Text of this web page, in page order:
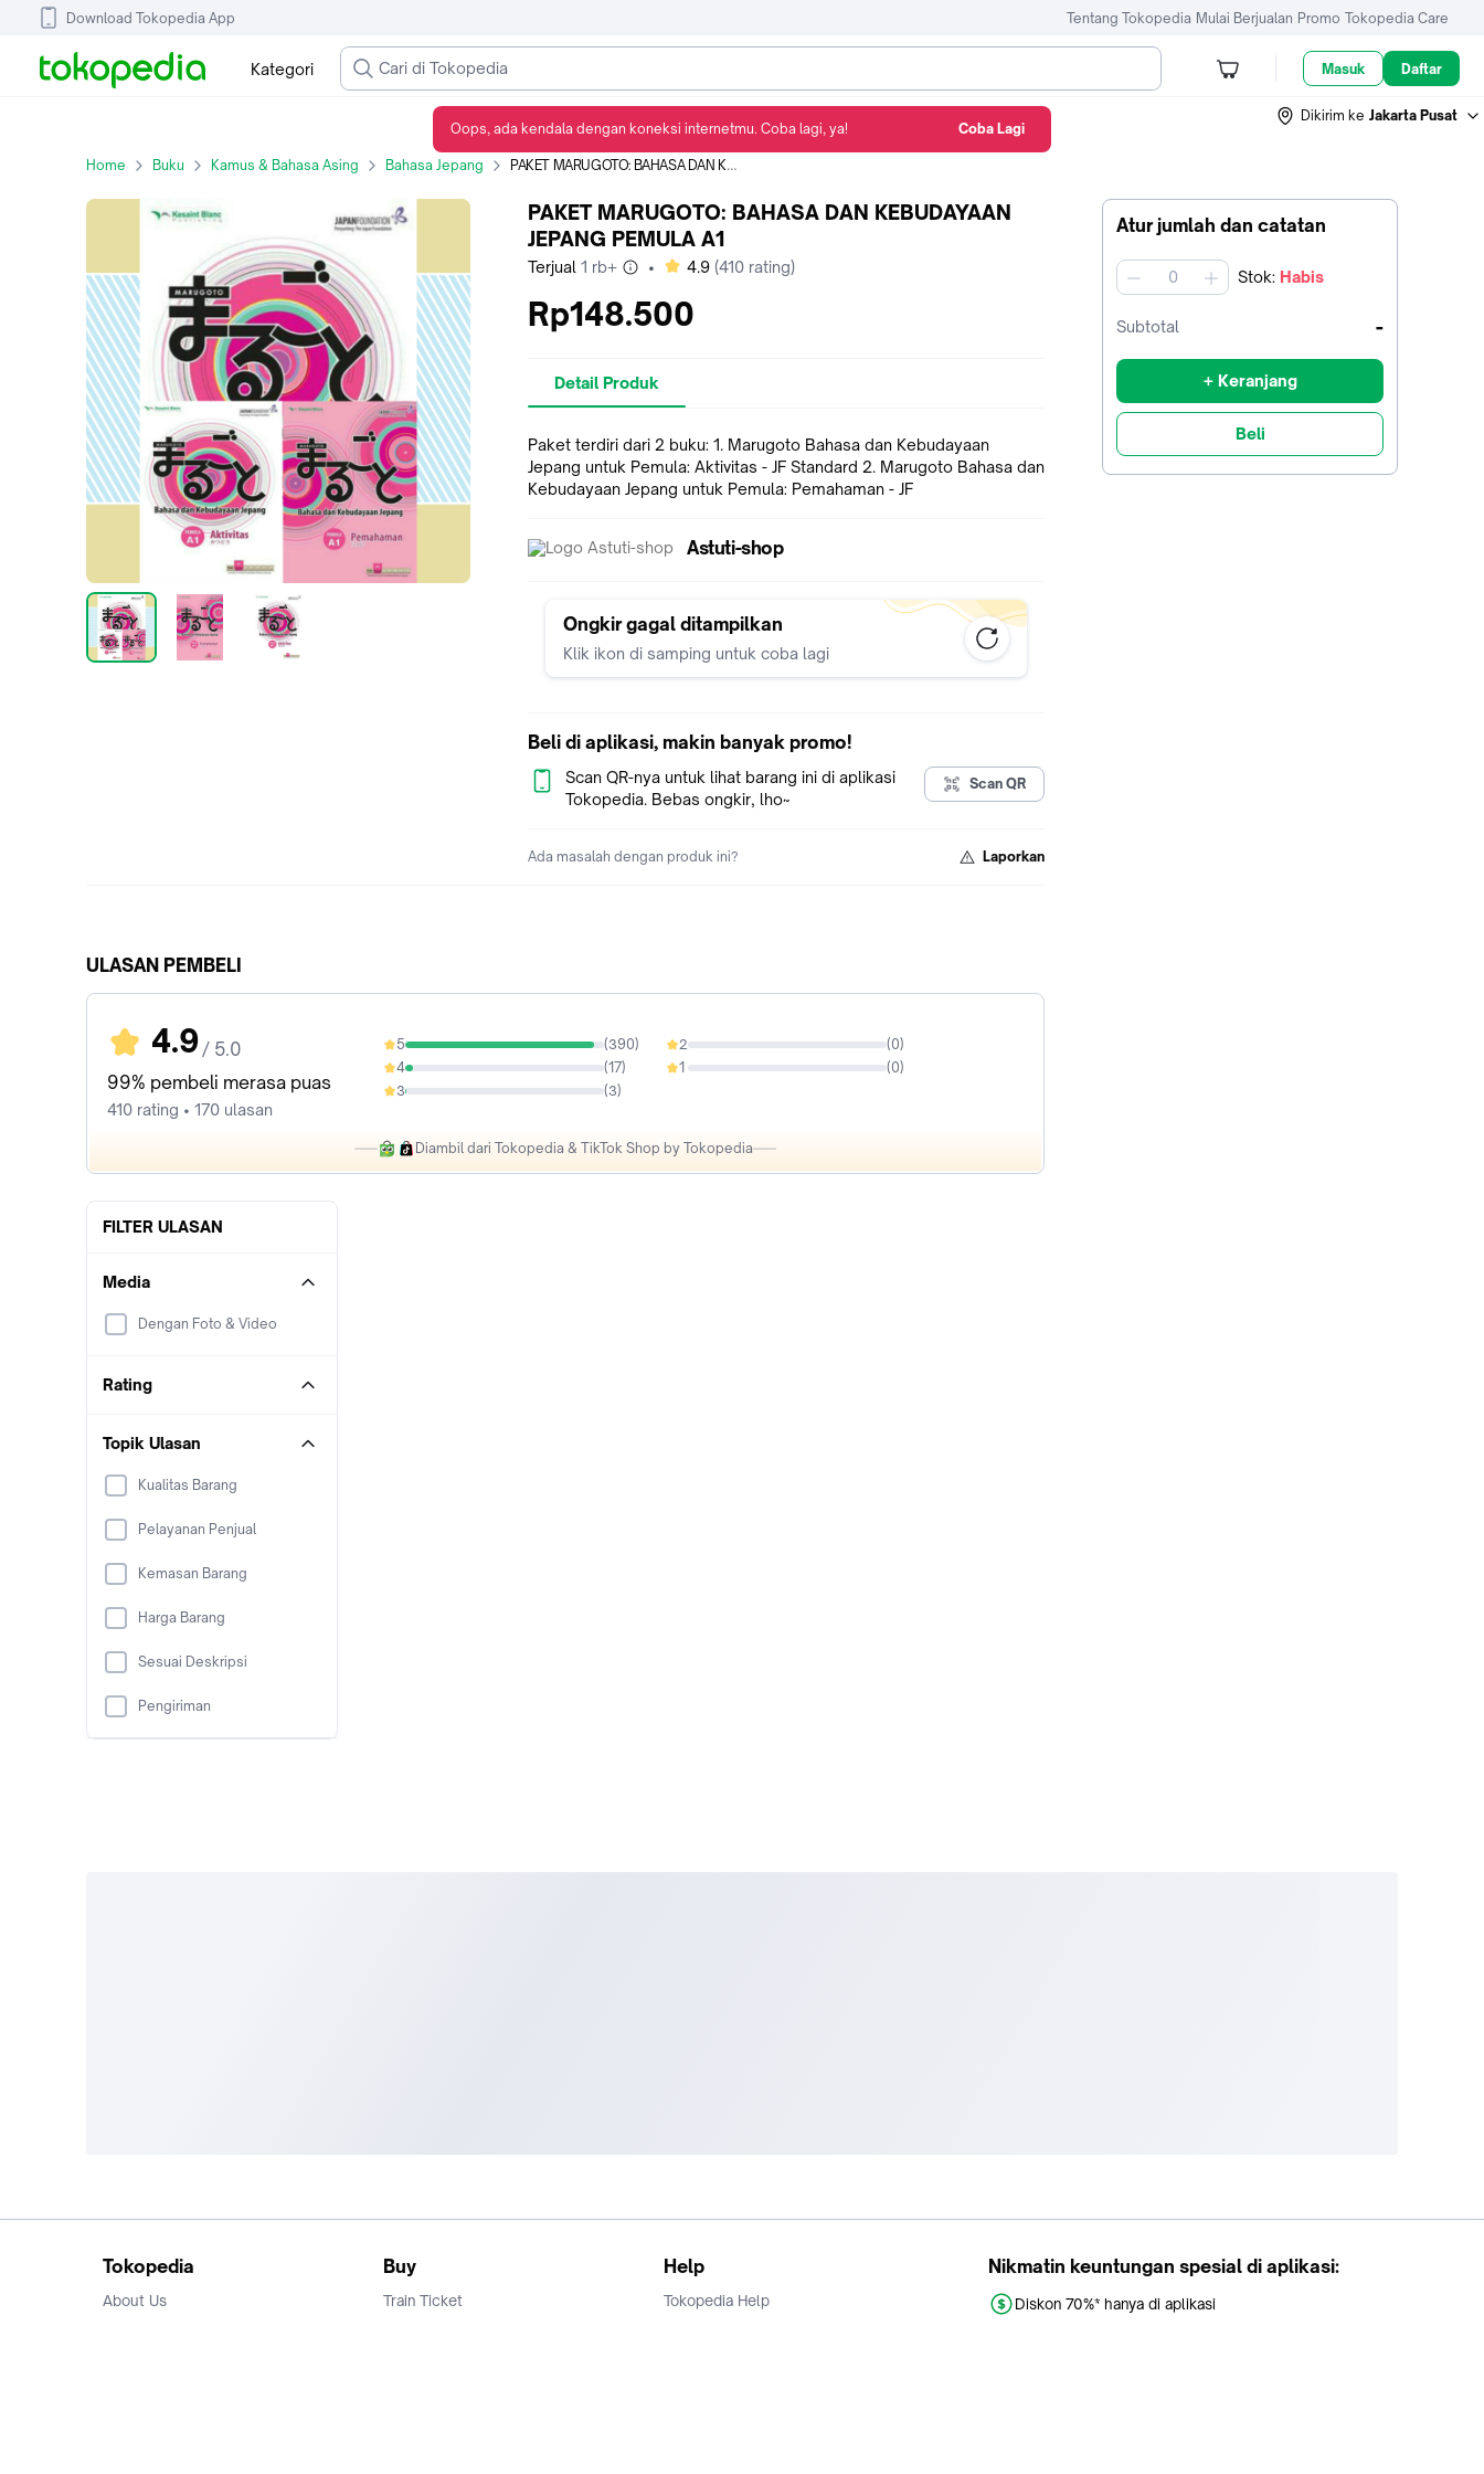
Download Tokopedia App Tentang Tokopedia Mulai Berjualan Promo Tokopedia Care
Kategori Masuk Daftar
Dikirim ke Jakarta Pusat
Home Buku Kamus & Bahasa Asing Bahasa Jepang PAKET MARUGOTO: BAHASA DAN KEBUDAYAAN JEPANG PEMULA A1
Atur jumlah dan catatan
jumlah Stok: Habis
Subtotal -
+ Keranjang
Beli
PAKET MARUGOTO: BAHASA DAN KEBUDAYAAN
JEPANG PEMULA A1
Terjual 1 rb+ • bintang
4.9 (410 rating)
Rp148.500
Detail Produk
Paket terdiri dari 2 buku: 1. Marugoto Bahasa dan Kebudayaan
Jepang untuk Pemula: Aktivitas - JF Standard 2. Marugoto Bahasa dan
Kebudayaan Jepang untuk Pemula: Pemahaman - JF
Astuti-shop
Ongkir gagal ditampilkan
Klik ikon di samping untuk coba lagi
Beli di aplikasi, makin banyak promo!
Scan QR-nya untuk lihat barang ini di aplikasi
Tokopedia. Bebas ongkir, lho~
Scan QR
Ada masalah dengan produk ini? Laporkan
ULASAN PEMBELI
4.9 / 5.0
99% pembeli merasa puas
410 rating • 170 ulasan
5 (390)
95.12%
4 (17)
4.15%
3 (3)
0.73%
2 (0)
0%
1 (0)
0%
Diambil dari Tokopedia & TikTok Shop by Tokopedia
FILTER ULASAN
Media
Dengan Foto & Video
Rating
Topik Ulasan
Kualitas Barang
Pelayanan Penjual
Kemasan Barang
Harga Barang
Sesuai Deskripsi
Pengiriman
Tokopedia
About Us
Buy
Train Ticket
Help
Tokopedia Help
Nikmatin keuntungan spesial di aplikasi:
Diskon 70%* hanya di aplikasi
Oops, ada kendala dengan koneksi internetmu. Coba lagi, ya! Coba Lagi